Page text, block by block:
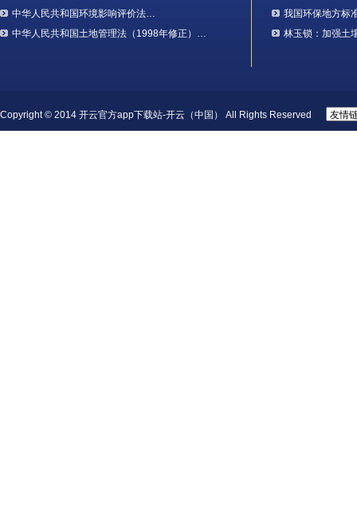
中华人民共和国环境影响评价法…
中华人民共和国土地管理法（1998年修正）…
我国环保地方标
林玉锁：加强土
Copyright © 2014 开云官方app下载站-开云（中国） All Rights Reserved